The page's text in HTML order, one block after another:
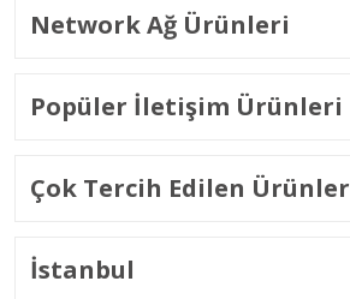
Network Ağ Ürünleri
Popüler İletişim Ürünleri
Çok Tercih Edilen Ürünler
İstanbul